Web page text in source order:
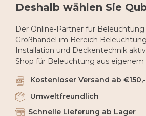
Deshalb wählen Sie
Der Online-Partner für
Großhandel im Bereich
Installation und Deckentechnik
Shop für Beleuchtung aus eigenem
Kostenloser Versand ab
Umweltfreundlich
Schnelle Lieferung ab Lager